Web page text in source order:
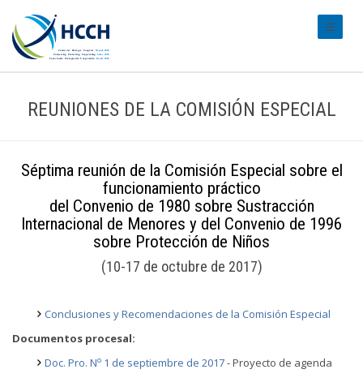
REUNIONES DE LA COMISIÓN ESPECIAL
Séptima reunión de la Comisión Especial sobre el
funcionamiento práctico
del Convenio de 1980 sobre Sustracción
Internacional de Menores y del Convenio de 1996
sobre Protección de Niños
(10-17 de octubre de 2017)
Conclusiones y Recomendaciones de la Comisión Especial
Documentos procesal:
Doc. Pro. No 1 de septiembre de 2017- Proyecto de agenda